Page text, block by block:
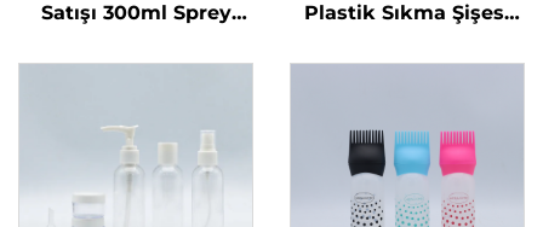
Satışı 300ml Sprey
Yuvarlak Omuzlu
Plastik Sıkma Şişesi
Logolu Bulaşık Sabunu
Mühürleme